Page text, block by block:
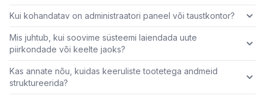
Kui kohandatav on administraatori paneel või taustkontor?
Mis juhtub, kui soovime süsteemi laiendada uute
piirkondade või keelte jaoks?
Kas annate nõu, kuidas keeruliste tootetega andmeid
struktureerida?